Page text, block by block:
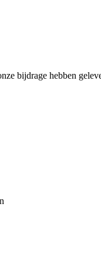
bijdrage hebben